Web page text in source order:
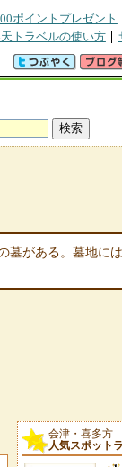
ポイントプレゼント
トラベルの使い方
墓がある。墓地に
会津・喜多方
人気スポット